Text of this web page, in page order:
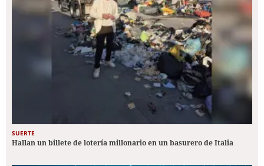
SUERTE
Hallan un billete de lotería millonario en un basurero de Italia